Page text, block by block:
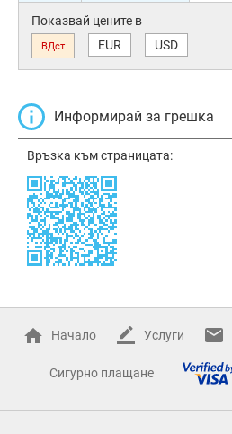
Показвай цените в
ВДст EUR USD
Информирай за грешка
Връзка към страницата:
Начало Услуги
Сигурно плащане